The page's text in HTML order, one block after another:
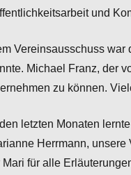
und
Vereinsausschuss
Michael Franz, der
zu können.
den letzten Monaten
Herrmann,
Mari für alle